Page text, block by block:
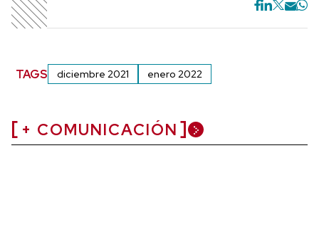
TAGS diciembre 2021 enero 2022
+ COMUNICACIÓN